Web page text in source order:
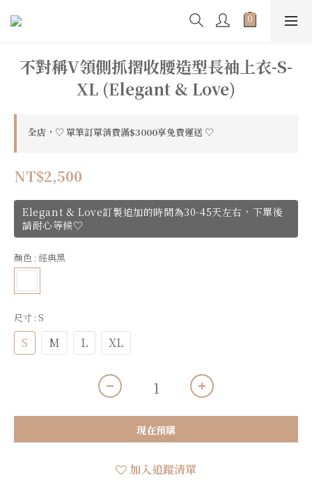
不對稱V領側抓摺收腰造型長袖上衣-S-
XL (Elegant & Love)
全店，♡ 單筆訂單消費滿$3000享免費運送 ♡
NT$2,500
Elegant & Love訂製追加的時間為30-45天左右，下單後
請耐心等候♡
顏色 : 經典黑
尺寸 : S
S M L XL
現在預購
加入追蹤清單